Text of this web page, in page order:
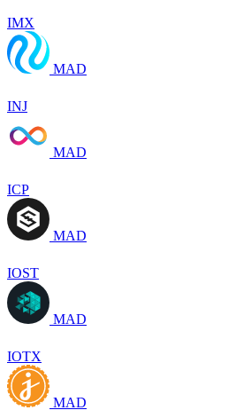
IMX
MAD
INJ
MAD
ICP
MAD
IOST
MAD
IOTX
MAD